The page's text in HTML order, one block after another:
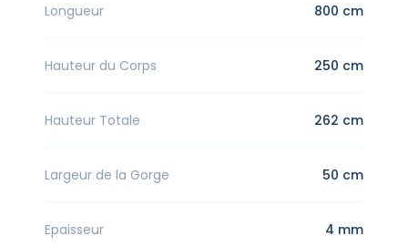
Longueur 800 cm
Hauteur du Corps 250 cm
Hauteur Totale 262 cm
Largeur de la Gorge 50 cm
Epaisseur 4 mm